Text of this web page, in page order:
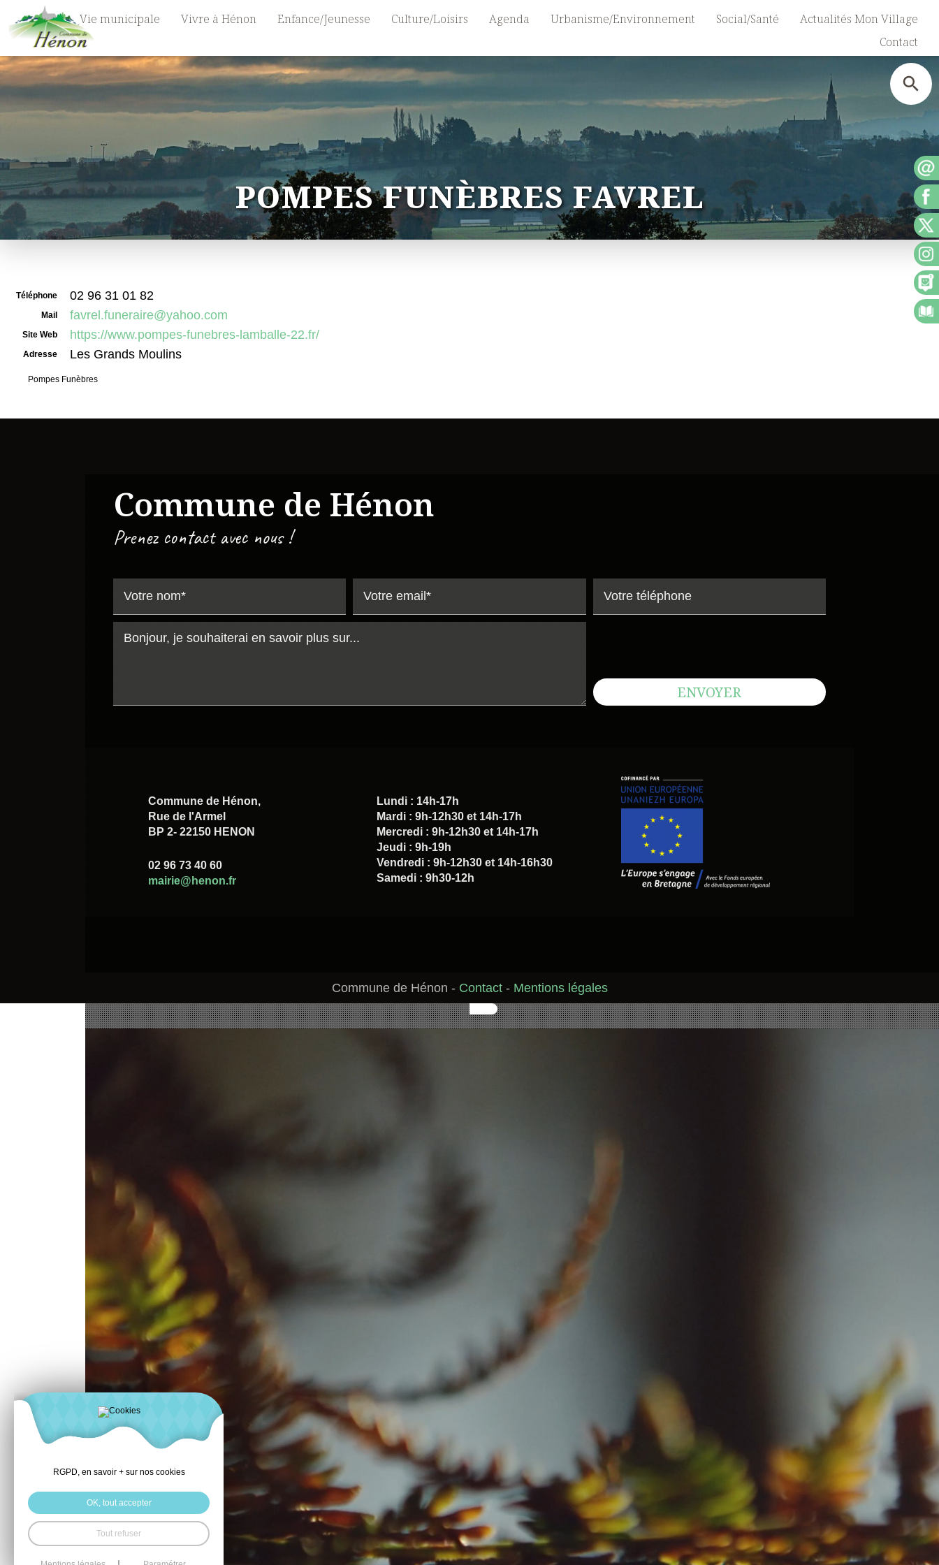
Vie municipale Vivre à Hénon Enfance/Jeunesse Culture/Loisirs Agenda Urbanisme/Environnement Social/Santé
Actualités Mon Village
Contact
POMPES FUNÈBRES FAVREL
Téléphone 02 96 31 01 82
Mail favrel.funeraire@yahoo.com
Site Web https://www.pompes-funebres-lamballe-22.fr/
Adresse Les Grands Moulins
Pompes Funèbres
Commune de Hénon
Prenez contact avec nous !
ENVOYER
Commune de Hénon,
Rue de l'Armel
BP 2- 22150 HENON
02 96 73 40 60
mairie@henon.fr
Lundi : 14h-17h
Mardi : 9h-12h30 et 14h-17h
Mercredi : 9h-12h30 et 14h-17h
Jeudi : 9h-19h
Vendredi : 9h-12h30 et 14h-16h30
Samedi : 9h30-12h
Commune de Hénon - Contact - Mentions légales
RGPD, en savoir + sur nos cookies
OK, tout accepter
Tout refuser